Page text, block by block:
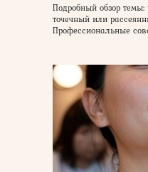
Подробный обзор
точечный или
Профессиональные